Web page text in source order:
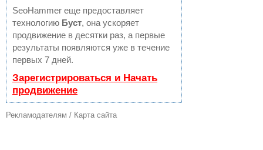
SeoHammer еще предоставляет
технологию Буст, она ускоряет
продвижение в десятки раз, а первые
результаты появляются уже в течение
первых 7 дней.
Зарегистрироваться и Начать
продвижение
Рекламодателям / Карта сайта